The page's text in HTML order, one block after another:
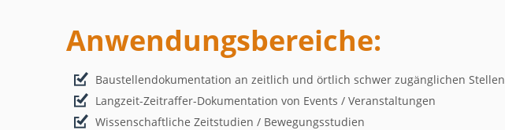
Anwendungsbereiche:
Baustellendokumentation an zeitlich und örtlich schwer zugänglichen Stellen
Langzeit-Zeitraffer-Dokumentation von Events / Veranstaltungen
Wissenschaftliche Zeitstudien / Bewegungsstudien